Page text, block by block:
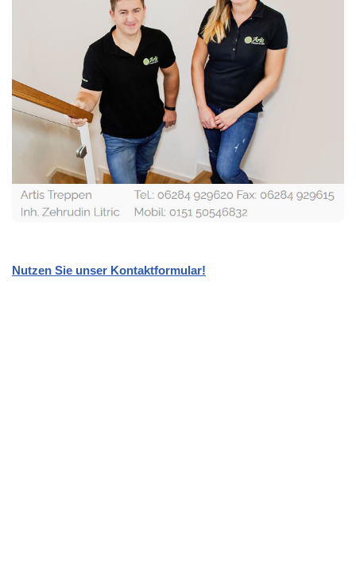
Nutzen Sie unser Kontaktformular!